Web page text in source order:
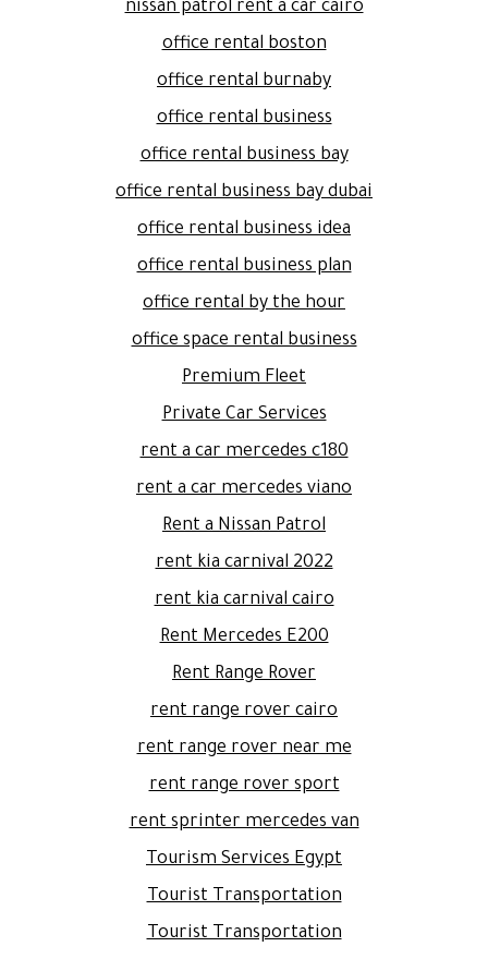
nissan patrol rent a car cairo
office rental boston
office rental burnaby
office rental business
office rental business bay
office rental business bay dubai
office rental business idea
office rental business plan
office rental by the hour
office space rental business
Premium Fleet
Private Car Services
rent a car mercedes c180
rent a car mercedes viano
Rent a Nissan Patrol
rent kia carnival 2022
rent kia carnival cairo
Rent Mercedes E200
Rent Range Rover
rent range rover cairo
rent range rover near me
rent range rover sport
rent sprinter mercedes van
Tourism Services Egypt
Tourist Transportation
Tourist Transportation